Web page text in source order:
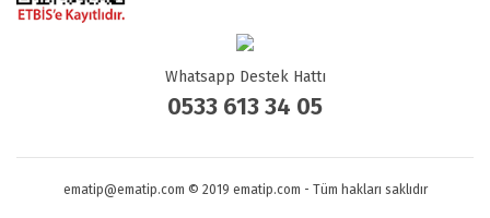
Whatsapp Destek Hattı
0533 613 34 05
ematip@ematip.com © 2019 ematip.com - Tüm hakları saklıdır